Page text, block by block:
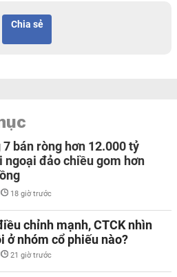
Chia sẻ
7 bán ròng hơn 12.000 tỷ
ngoại đảo chiều gom hơn
18 giờ trước
chỉnh mạnh, CTCK nhìn
ở nhóm cổ phiếu nào?
21 giờ trước